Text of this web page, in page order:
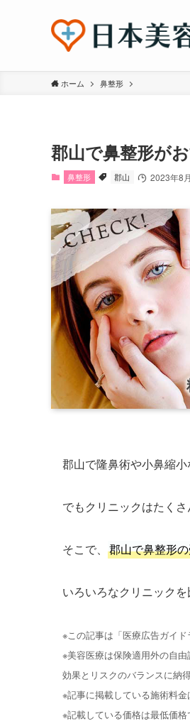
ホーム 鼻整形
郡山で鼻整形が
鼻整形 郡山 2023年8
郡山で隆鼻術や小鼻縮
でもクリニックはたく
そこで、 郡山で鼻整形
いろいろなクリニック
※この記事は「医療広告ガイド
※美容医療は保険適用外の自由
効果とリスクのバランスに納
※記事に掲載している施術料
※記載している価格は最低価格